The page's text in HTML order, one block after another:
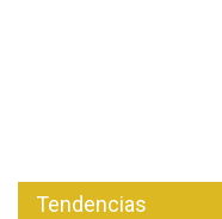
Tendencias